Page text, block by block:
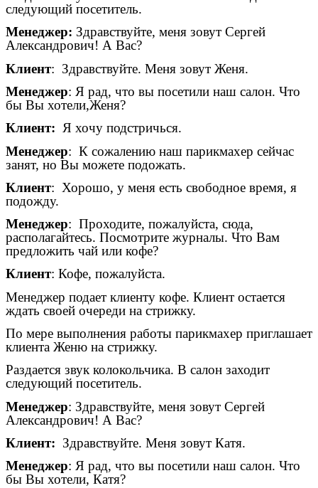
следующий посетитель.
Менеджер: Здравствуйте, меня зовут Сергей
Александрович! А Вас?
Клиент: Здравствуйте. Меня зовут Женя.
Менеджер: Я рад, что вы посетили наш салон. Что
бы Вы хотели,Женя?
Клиент: Я хочу подстричься.
Менеджер: К сожалению наш парикмахер сейчас
занят, но Вы можете подожать.
Клиент: Хорошо, у меня есть свободное время, я
подожду.
Менеджер: Проходите, пожалуйста, сюда,
располагайтесь. Посмотрите журналы. Что Вам
предложить чай или кофе?
Клиент: Кофе, пожалуйста.
Менеджер подает клиенту кофе. Клиент остается
ждать своей очереди на стрижку.
По мере выполнения работы парикмахер приглашает
клиента Женю на стрижку.
Раздается звук колокольчика. В салон заходит
следующий посетитель.
Менеджер: Здравствуйте, меня зовут Сергей
Александрович! А Вас?
Клиент: Здравствуйте. Меня зовут Катя.
Менеджер: Я рад, что вы посетили наш салон. Что
бы Вы хотели, Катя?